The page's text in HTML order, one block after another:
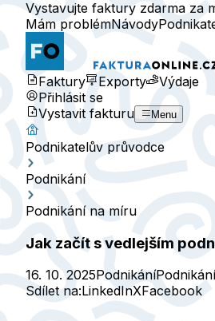
Vystavujte faktury zdarma za
Mám problémNávody
Faktury Exporty
Výdaje
Přihlásit se
Vystavit fakturu
Menu
Podnikatelův průvodce
Podnikání
Podnikání na míru
Jak začít s vedlejším
16. 10. 2025Podnikání
Sdílet na:LinkedInXFacebook